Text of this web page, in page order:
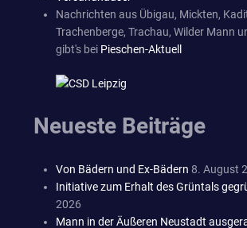
Nachrichten aus Übigau, Mickten,
Trachenberge, Trachau, Wilder Mann
gibt's bei Pieschen-Aktuell
Neueste Beiträge
Von Bädern und Ex-Bädern 8. August
Initiative zum Erhalt des Grüntals
2026
Mann in der Äußeren Neustadt